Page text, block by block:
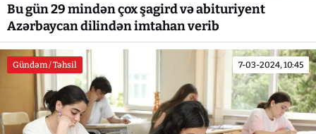
Bu gün 29 mindən çox şagird və abituriyent
Azərbaycan dilindən imtahan verib
Gündəm / Təhsil 7-03-2024, 10:45